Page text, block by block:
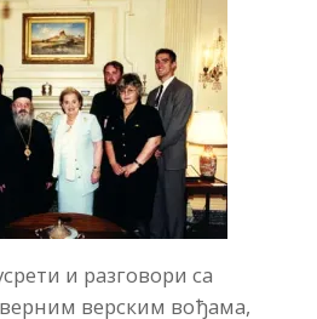
и разговори са
верским вођама,